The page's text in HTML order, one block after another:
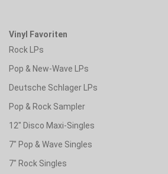
Vinyl Favoriten
Rock LPs
Pop & New-Wave LPs
Deutsche Schlager LPs
Pop & Rock Sampler
12" Disco Maxi-Singles
7" Pop & Wave Singles
7" Rock Singles